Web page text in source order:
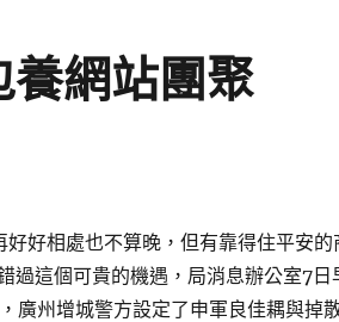
網站團聚
好相處也不算晚，但有靠得住平安的
過這個可貴的機遇，局消息辦公室7日
廣州增城警方設定了申軍良佳耦與掉